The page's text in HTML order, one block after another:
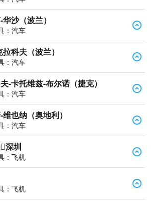
沙（波兰）
：汽车
科夫（波兰）
：汽车
-卡托维兹-布尔诺（捷克）
：汽车
也纳（奥地利）
：汽车
深圳
：飞机
：飞机